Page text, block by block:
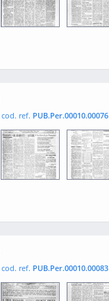
0001 0002
cod. ref. PUB.Per.00010.00076
0001 0002
cod. ref. PUB.Per.00010.00083